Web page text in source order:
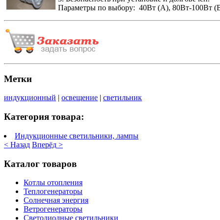
Параметры по выбору: 40Вт (A), 80Вт-100Вт
Метки
индукционный | освещение | светильник
Категория товара:
Индукционные светильники, лампы
< Назад Вперёд >
Каталог товаров
Котлы отопления
Теплогенераторы
Солнечная энергия
Ветрогенераторы
Светодиодные светильники